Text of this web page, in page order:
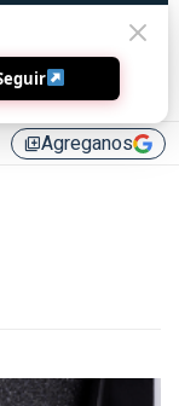
library_addAgreganos